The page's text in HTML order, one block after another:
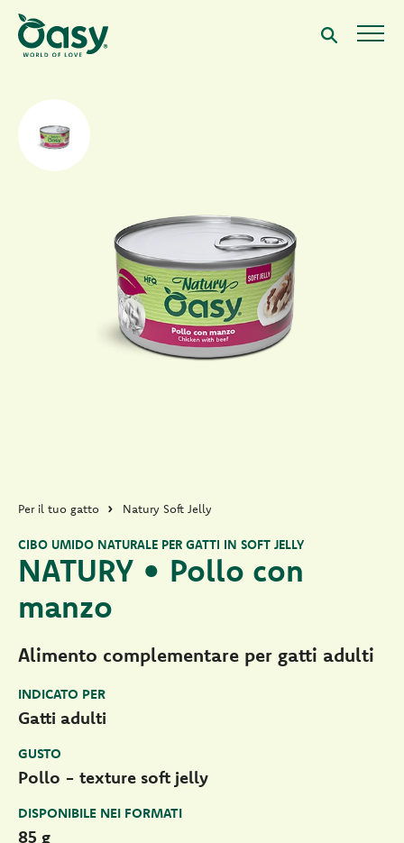
Per il tuo gatto Natury Soft Jelly
NATURY • Pollo con
manzo
CIBO UMIDO NATURALE PER GATTI IN SOFT JELLY
Alimento complementare per gatti adulti
INDICATO PER
Gatti adulti
GUSTO
Pollo - texture soft jelly
DISPONIBILE NEI FORMATI
85 g